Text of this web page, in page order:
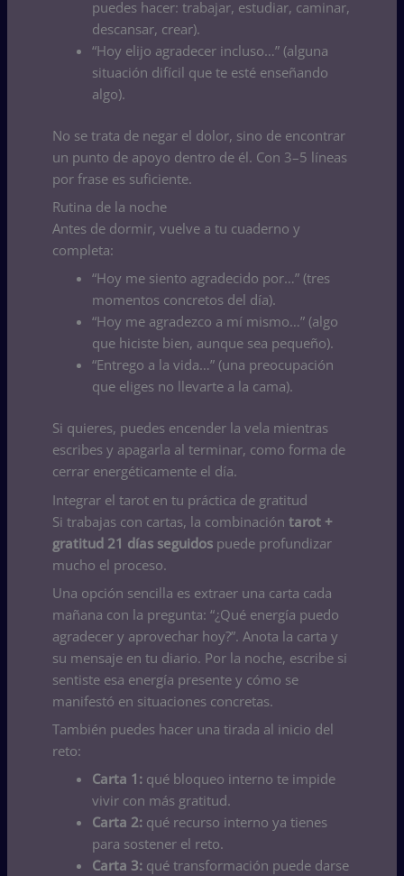
puedes hacer: trabajar, estudiar, caminar,
descansar, crear).
“Hoy elijo agradecer incluso…” (alguna
situación difícil que te esté enseñando
algo).
No se trata de negar el dolor, sino de encontrar
un punto de apoyo dentro de él. Con 3–5 líneas
por frase es suficiente.
Rutina de la noche
Antes de dormir, vuelve a tu cuaderno y
completa:
“Hoy me siento agradecido por…” (tres
momentos concretos del día).
“Hoy me agradezco a mí mismo…” (algo
que hiciste bien, aunque sea pequeño).
“Entrego a la vida…” (una preocupación
que eliges no llevarte a la cama).
Si quieres, puedes encender la vela mientras
escribes y apagarla al terminar, como forma de
cerrar energéticamente el día.
Integrar el tarot en tu práctica de gratitud
Si trabajas con cartas, la combinación tarot +
gratitud 21 días seguidospuede profundizar
mucho el proceso.
Una opción sencilla es extraer una carta cada
mañana con la pregunta: “¿Qué energía puedo
agradecer y aprovechar hoy?”. Anota la carta y
su mensaje en tu diario. Por la noche, escribe si
sentiste esa energía presente y cómo se
manifestó en situaciones concretas.
También puedes hacer una tirada al inicio del
reto:
Carta 1:qué bloqueo interno te impide
vivir con más gratitud.
Carta 2:qué recurso interno ya tienes
para sostener el reto.
Carta 3:qué transformación puede darse